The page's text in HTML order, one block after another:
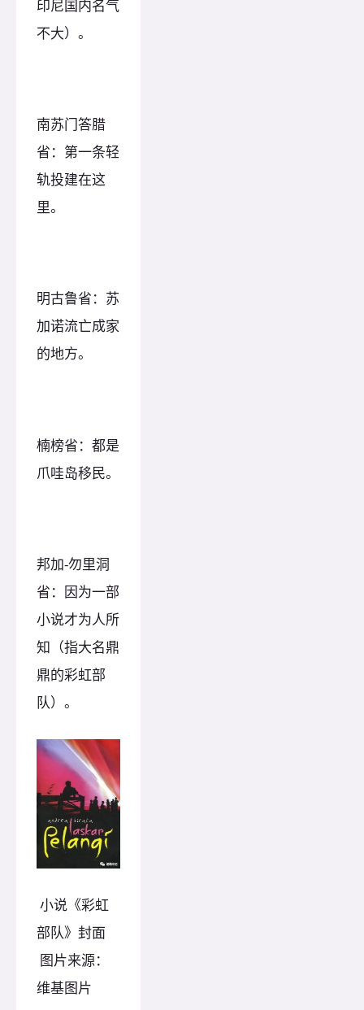
印尼国内名气
不大）。
南苏门答腊
省：第一条轻
轨投建在这
里。
明古鲁省：苏
加诺流亡成家
的地方。
楠榜省：都是
爪哇岛移民。
邦加-勿里洞
省：因为一部
小说才为人所
知（指大名鼎
鼎的彩虹部
队）。
小说《彩虹
部队》封面
图片来源：
维基图片